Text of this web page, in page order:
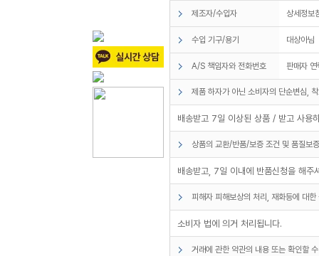
제조자/수입자 상세정보
수입 기구/용기 대상아님
A/S 책임자와 전화번호 판매자
제품 하자가 아닌 소비자의 단순변심,
배송받고 7일 이상된 상품 / 받고 사용
상품의 교환/반품/보증 조건 및 품질보
배송받고, 7일 이내에 반품신청을 해주
피해자 피해보상의 처리, 재화등에 대
소비자 법에 의거 처리됩니다.
거래에 관한 약관의 내용 또는 확인할